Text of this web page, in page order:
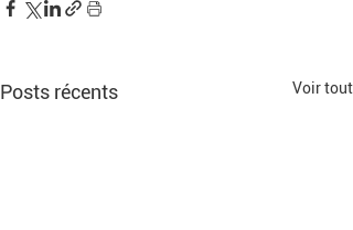
Posts récents Voir tout